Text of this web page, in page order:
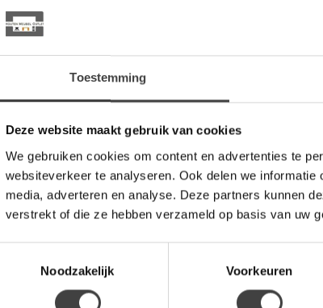
Toestemming
Deze website maakt gebruik van cookies
We gebruiken cookies om content en advertenties te
websiteverkeer te analyseren. Ook delen we
media, adverteren en analyse. Deze partners kunnen
verstrekt of die ze hebben verzameld op basis van uw
Noodzakelijk
Voorkeuren
van0beoordelingen